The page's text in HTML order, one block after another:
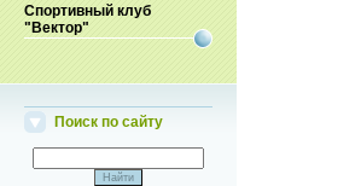
Спортивный клуб
"Вектор"
Поиск по сайту